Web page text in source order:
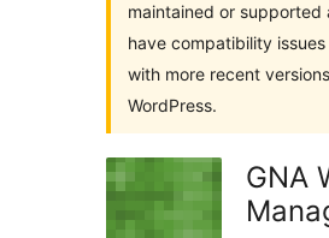
maintained or supported
have compatibility
with more recent
WordPress.
GNA